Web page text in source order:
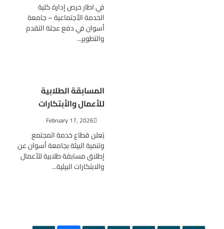
في اطار حرص إدارة كلية
الخدمة الأجتماعية – جامعة
أسوان في دفع عجلة التقدم
والتطوير...
المسابقة الطلابية
للأعمال والأبتكارات
February 17, 2026
يًعلن قطاع خدمة المجتمع
وتنمية البيئة بجامعة أسوان عن
إطلاق مسابقة طلابية للأعمال
والابتكارات البيئية...